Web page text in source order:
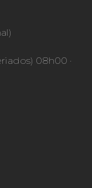
08h00 ·